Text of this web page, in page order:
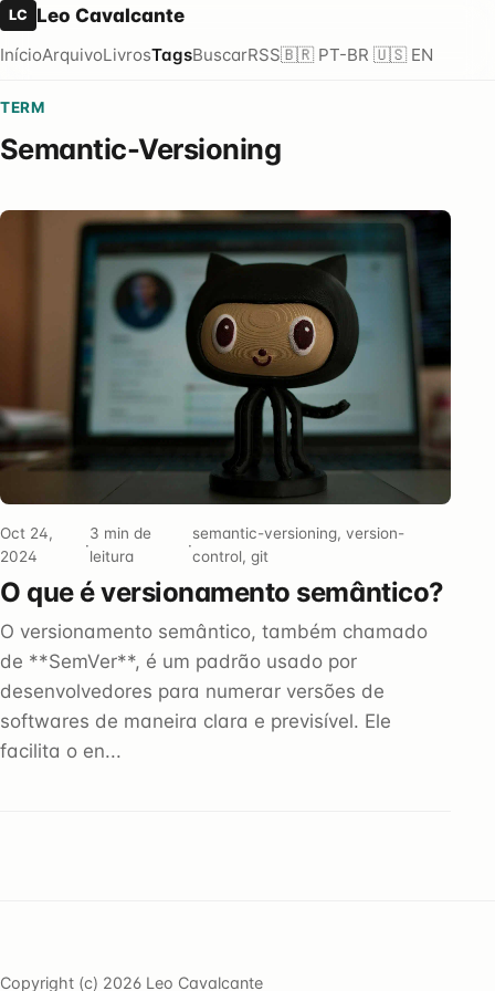
LC Leo Cavalcante
InícioArquivoLivrosTagsBuscarRSS🇧🇷 PT-BR 🇺🇸 EN
TERM
Semantic-Versioning
Oct 24,
2024
·
3 min de
leitura
·
semantic-versioning, version-
control, git
O que é versionamento semântico?
O versionamento semântico, também chamado
de **SemVer**, é um padrão usado por
desenvolvedores para numerar versões de
softwares de maneira clara e previsível. Ele
facilita o en...
Copyright (c) 2026 Leo Cavalcante